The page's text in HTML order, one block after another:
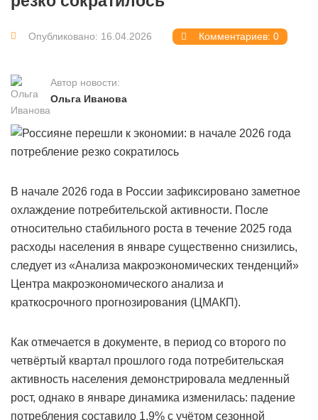
Опубликовано: 16.04.2026 Комментариев: 0
Автор новости:
Ольга Иванова
В начале 2026 года в России зафиксировано заметное
охлаждение потребительской активности. После
относительно стабильного роста в течение 2025 года
расходы населения в январе существенно снизились,
следует из «Анализа макроэкономических тенденций»
Центра макроэкономического анализа и
краткосрочного прогнозирования (ЦМАКП).
Как отмечается в документе, в период со второго по
четвёртый квартал прошлого года потребительская
активность населения демонстрировала медленный
рост, однако в январе динамика изменилась: падение
потребления составило 1,9% с учётом сезонной